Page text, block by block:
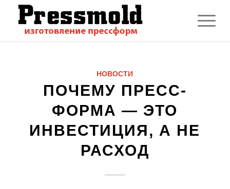
НОВОСТИ
ПОЧЕМУ ПРЕСС-
ФОРМА — ЭТО
ИНВЕСТИЦИЯ, А НЕ
РАСХОД